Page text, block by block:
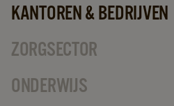
KANTOREN & BEDRIJVEN
ZORGSECTOR
ONDERWIJS